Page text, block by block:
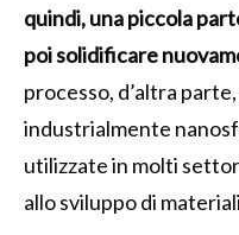
quindi, una piccola
poi solidificare
processo, d’altra
industrialmente
utilizzate in molti
allo sviluppo di